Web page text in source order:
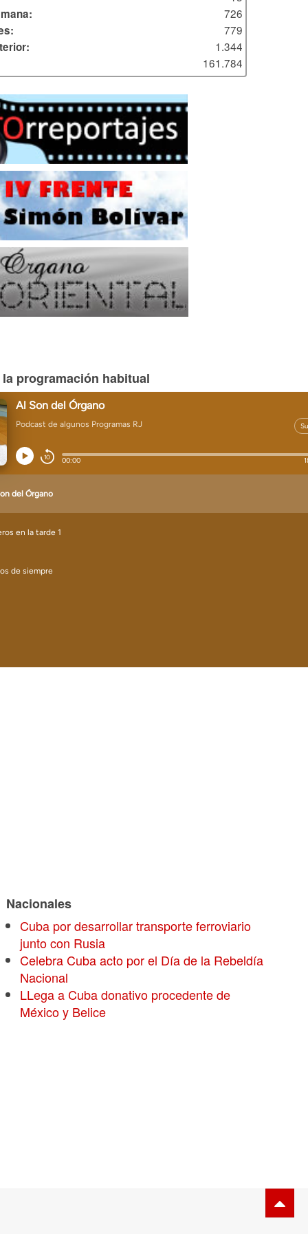
726
779
1.344
161.784
programación habitual
Nacionales
Cuba por desarrollar transporte ferroviario
junto con Rusia
Celebra Cuba acto por el Día de la Rebeldía
Nacional
LLega a Cuba donativo procedente de
México y Belice